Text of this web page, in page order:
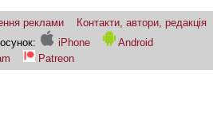
реклами
Контакти, автори, редакція
iPhone
Android
Patreon